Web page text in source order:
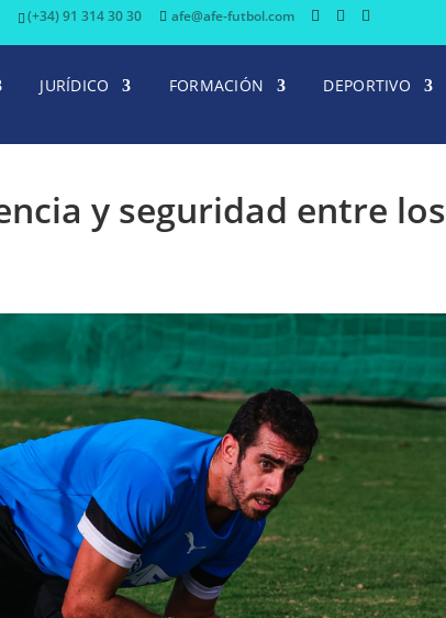
(+34) 91 314 30 30 afe@afe-futbol.com
JURÍDICO FORMACIÓN DEPORTIVO
y seguridad entre los